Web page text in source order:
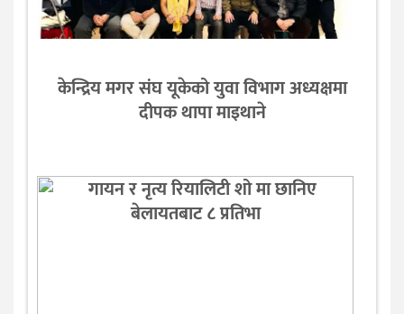
केन्द्रिय मगर संघ यूकेको युवा विभाग अध्यक्षमा
दीपक थापा माइथाने